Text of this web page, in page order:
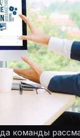
команды